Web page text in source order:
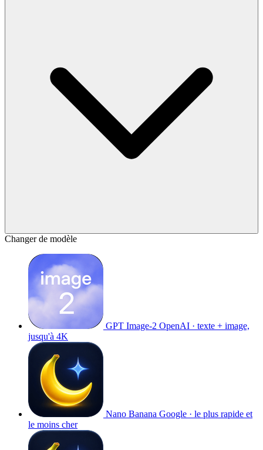
Changer de modèle
GPT Image-2 OpenAI · texte + image,
jusqu'à 4K
Nano Banana Google · le plus rapide et
le moins cher